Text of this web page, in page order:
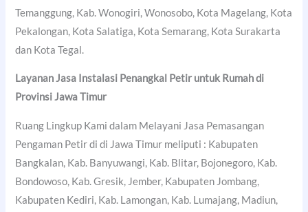
Temanggung, Kab. Wonogiri, Wonosobo, Kota Magelang, Kota
Pekalongan, Kota Salatiga, Kota Semarang, Kota Surakarta
dan Kota Tegal.
Layanan Jasa Instalasi Penangkal Petir untuk Rumah di
Provinsi Jawa Timur
Ruang Lingkup Kami dalam Melayani Jasa Pemasangan
Pengaman Petir di di Jawa Timur meliputi : Kabupaten
Bangkalan, Kab. Banyuwangi, Kab. Blitar, Bojonegoro, Kab.
Bondowoso, Kab. Gresik, Jember, Kabupaten Jombang,
Kabupaten Kediri, Kab. Lamongan, Kab. Lumajang, Madiun,